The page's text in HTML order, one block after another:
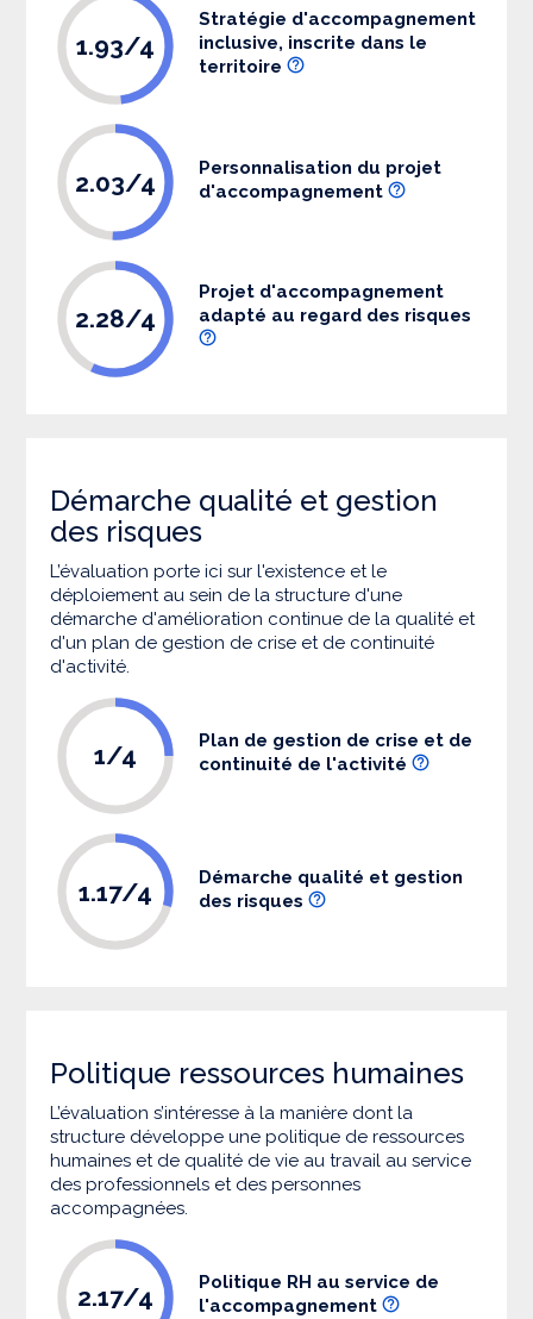
1.93/4
Stratégie d'accompagnement
inclusive, inscrite dans le
territoire
2.03/4
Personnalisation du projet
d'accompagnement
2.28/4
Projet d'accompagnement
adapté au regard des risques
Démarche qualité et gestion
des risques
L’évaluation porte ici sur l'existence et le
déploiement au sein de la structure d'une
démarche d'amélioration continue de la qualité et
d'un plan de gestion de crise et de continuité
d'activité.
1/4
Plan de gestion de crise et de
continuité de l'activité
1.17/4
Démarche qualité et gestion
des risques
Politique ressources humaines
L’évaluation s’intéresse à la manière dont la
structure développe une politique de ressources
humaines et de qualité de vie au travail au service
des professionnels et des personnes
accompagnées.
2.17/4
Politique RH au service de
l'accompagnement